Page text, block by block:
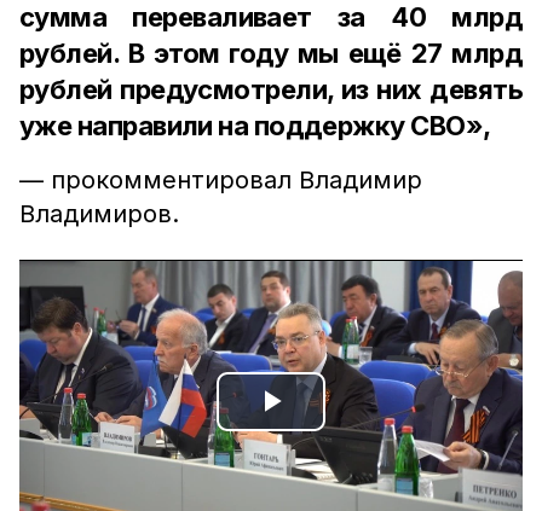
сумма переваливает за 40 млрд
рублей. В этом году мы ещё 27 млрд
рублей предусмотрели, из них девять
уже направили на поддержку СВО»,
— прокомментировал Владимир
Владимиров.
Play
Video